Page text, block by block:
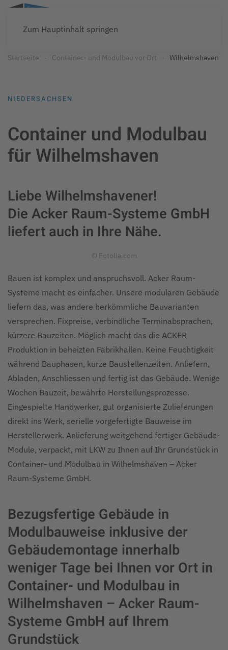
Zum Hauptinhalt springen
Startseite Container- und Modulbau vor Ort Wilhelmshaven
NIEDERSACHSEN
Container und Modulbau
für Wilhelmshaven
Liebe Wilhelmshavener!
Die Acker Raum-Systeme GmbH
liefert auch in Ihre Nähe.
© Fotolia.com
Bauen ist komplex und anspruchsvoll. Acker Raum-
Systeme macht es einfacher. Unsere modularen Gebäude
liefern das, was andere herkömmliche Bauvarianten
versprechen. Fixpreise, verbindliche Terminabsprachen,
kürzere Bauzeiten. Möglich macht das die ACKER
Produktion in beheizten Fabrikhallen. Keine Feuchtigkeit
während Bauphasen, kurze Baustellenzeiten. Anliefern,
Abladen, Anschliessen und fertig ist das Gebäude. Wenige
Wochen Bauzeit, bewährte Herstellungsprozesse.
Eingespielte Handwerker, gut organisierte Zulieferungen
direkt ins Werk, serielle vorgefertigte Bauweise im
Herstellerwerk. Anlieferung weitgehend fertiger Gebäude-
Module, verpackt, mit LKW zu Ihnen auf Ihr Grundstück in
Container- und Modulbau in Wilhelmshaven – Acker
Raum-Systeme GmbH.
Bezugsfertige Gebäude in
Modulbauweise inklusive der
Gebäudemontage innerhalb
weniger Tage bei Ihnen vor Ort in
Container- und Modulbau in
Wilhelmshaven – Acker Raum-
Systeme GmbH auf Ihrem
Grundstück